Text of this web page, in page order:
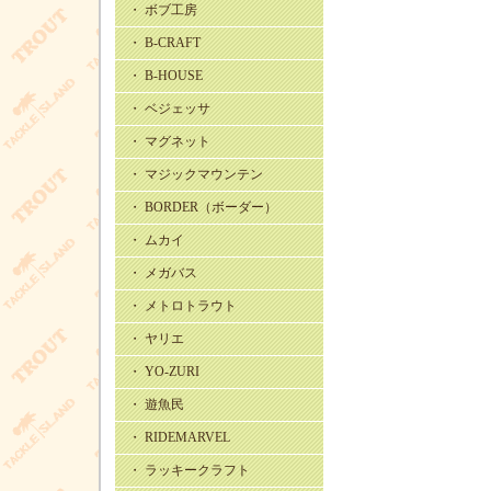
・ ボブ工房
・ B-CRAFT
・ B-HOUSE
・ ベジェッサ
・ マグネット
・ マジックマウンテン
・ BORDER（ボーダー）
・ ムカイ
・ メガバス
・ メトロトラウト
・ ヤリエ
・ YO-ZURI
・ 遊魚民
・ RIDEMARVEL
・ ラッキークラフト